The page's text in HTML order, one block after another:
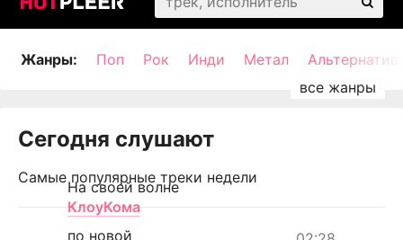
Жанры: Поп Рок Инди Метал
Сегодня слушают
Самые популярные треки недели
На своей волне
КлоуКома
по новой